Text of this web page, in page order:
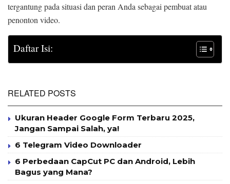
tergantung pada situasi dan peran Anda sebagai pembuat atau
penonton video.
Daftar Isi:
RELATED POSTS
Ukuran Header Google Form Terbaru 2025,
Jangan Sampai Salah, ya!
6 Telegram Video Downloader
6 Perbedaan CapCut PC dan Android, Lebih
Bagus yang Mana?